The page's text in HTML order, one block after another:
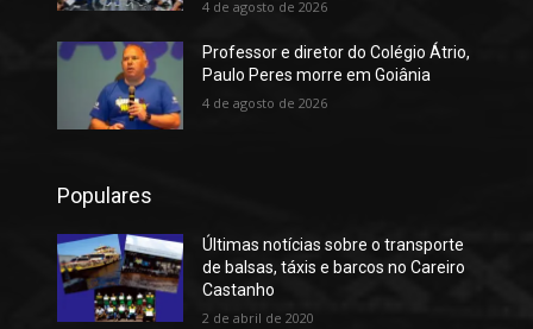
4 de agosto de 2026
Professor e diretor do Colégio Átrio,
Paulo Peres morre em Goiânia
4 de agosto de 2026
Populares
Últimas notícias sobre o transporte
de balsas, táxis e barcos no Careiro
Castanho
2 de abril de 2020